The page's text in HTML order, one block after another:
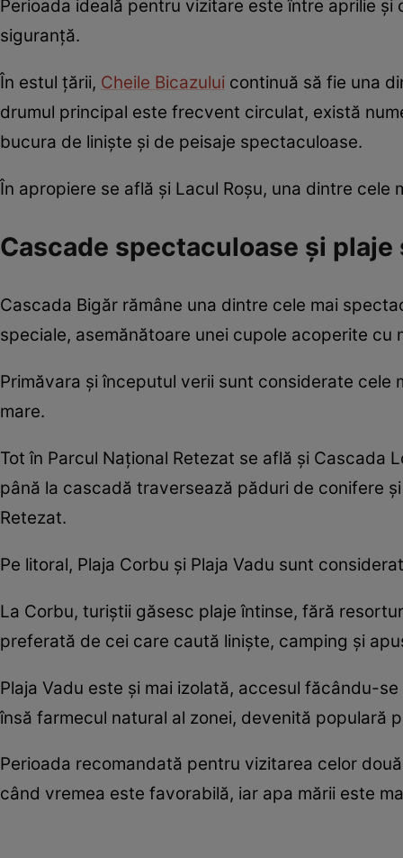
Perioada ideală pentru vizitare este între aprilie
siguranță.
În estul țării, Cheile Bicazului continuă să fie una
drumul principal este frecvent circulat, există
bucura de liniște și de peisaje spectaculoase.
În apropiere se află și Lacul Roșu, una dintre
Cascade spectaculoase și
Cascada Bigăr rămâne una dintre cele mai
speciale, asemănătoare unei cupole acoperite cu
Primăvara și începutul verii sunt considerate
mare.
Tot în Parcul Național Retezat se află și Cascada
până la cascadă traversează păduri de conifere
Retezat.
Pe litoral, Plaja Corbu și Plaja Vadu sunt
La Corbu, turiștii găsesc plaje întinse, fără
preferată de cei care caută liniște, camping și
Plaja Vadu este și mai izolată, accesul făcându-
însă farmecul natural al zonei, devenită populară
Perioada recomandată pentru vizitarea celor
când vremea este favorabilă, iar apa mării este